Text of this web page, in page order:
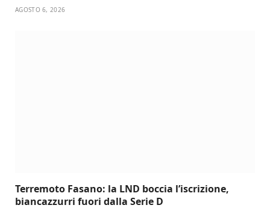
AGOSTO 6, 2026
Terremoto Fasano: la LND boccia l’iscrizione,
biancazzurri fuori dalla Serie D